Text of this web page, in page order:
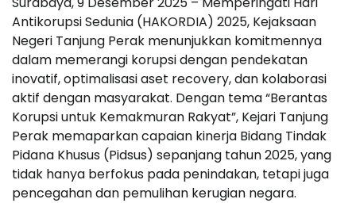
Antikorupsi Sedunia (HAKORDIA) 2025, Kejaksaan
Negeri Tanjung Perak menunjukkan komitmennya
dalam memerangi korupsi dengan pendekatan
inovatif, optimalisasi aset recovery, dan kolaborasi
aktif dengan masyarakat. Dengan tema “Berantas
Korupsi untuk Kemakmuran Rakyat”, Kejari Tanjung
Perak memaparkan capaian kinerja Bidang Tindak
Pidana Khusus (Pidsus) sepanjang tahun 2025, yang
tidak hanya berfokus pada penindakan, tetapi juga
pencegahan dan pemulihan kerugian negara.